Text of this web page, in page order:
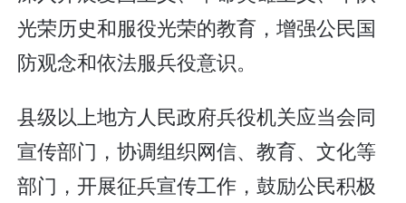
光荣历史和服役光荣的教育，增强公民国
防观念和依法服兵役意识。
县级以上地方人民政府兵役机关应当会同
宣传部门，协调组织网信、教育、文化等
部门，开展征兵宣传工作，鼓励公民积极